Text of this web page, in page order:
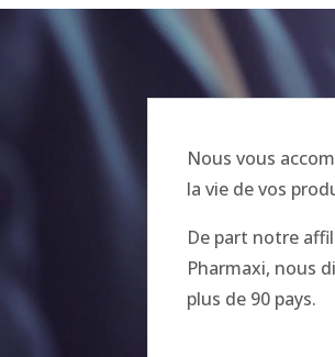
Nous vous
la vie de vos
De part notre
Pharmaxi, nous
plus de 90 pays.